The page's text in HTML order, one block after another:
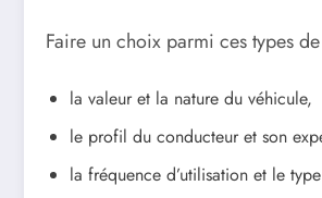
Faire un choix parmi ces types
la valeur et la nature du véhicule,
le profil du conducteur et son
la fréquence d’utilisation et le